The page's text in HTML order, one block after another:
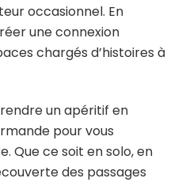
occasionnel. En
une connexion
chargés d’histoires à
un apéritif en
pour vous
Que ce soit en solo, en
des passages